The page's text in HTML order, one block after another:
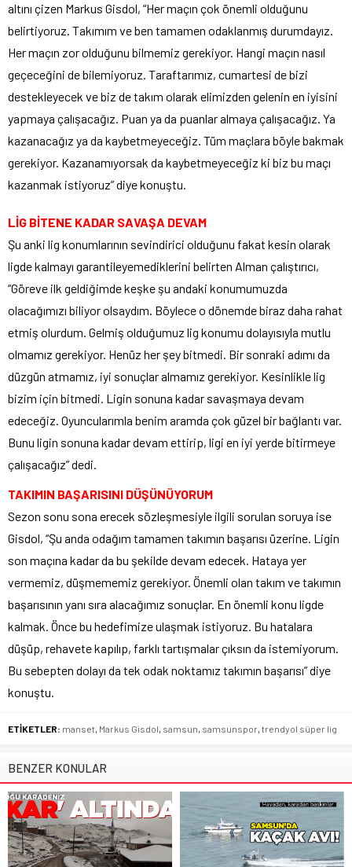
altını çizen Markus Gisdol, “Her maçın çok önemli olduğunu
belirtiyoruz. Takımım ve ben tamamen odaklanmış durumdayız.
Her maçın zor olduğunu bilmemiz gerekiyor. Hangi maçın nasıl
geçeceğini de bilemiyoruz. Taraftarımız, cumartesi de bizi
destekleyecek ve biz de takım olarak elimizden gelenin en iyisini
yapmaya çalışacağız. Puan ya da puanlar almaya çalışacağız. Ya
kazanacağız ya da kaybetmeyeceğiz. Tüm maçlara böyle bakmak
gerekiyor. Kazanamıyorsak da kaybetmeyeceğiz ki biz bu maçı
kazanmak istiyoruz” diye konuştu.
LİG BİTENE KADAR SAVAŞA DEVAM
Şu anki lig konumlarının sevindirici olduğunu fakat kesin olarak
ligde kalmayı garantileyemediklerini belirten Alman çalıştırıcı,
“Göreve ilk geldiğimde keşke şu andaki konumumuzda
olacağımızı biliyor olsaydım. Böylece o dönemde biraz daha rahat
etmiş olurdum. Gelmiş olduğumuz lig konumu dolayısıyla mutlu
olmamız gerekiyor. Henüz her şey bitmedi. Bir sonraki adımı da
düzgün atmamız, iyi sonuçlar almamız gerekiyor. Kesinlikle lig
bizim için bitmedi. Ligin sonuna kadar savaşmaya devam
edeceğiz. Oyuncularımla benim aramda çok güzel bir bağlantı var.
Bunu ligin sonuna kadar devam ettirip, ligi en iyi yerde bitirmeye
çalışacağız” dedi.
TAKIMIN BAŞARISINI DÜŞÜNÜYORUM
Sezon sonu sona erecek sözleşmesiyle ilgili sorulan soruya ise
Gisdol, “Şu anda odağım tamamen takımın başarısı üzerine. Ligin
son maçına kadar da bu şekilde devam edecek. Hataya yer
vermemiz, düşmememiz gerekiyor. Önemli olan takım ve takımın
başarısının yanı sıra alacağımız sonuçlar. En önemli konu ligde
kalmak. Önce bu hedefimize ulaşmak istiyoruz. Bu hatalara
düşüp, rehavete kapılıp, farklı tartışmalar çıksın da istemiyorum.
Bu sebepten dolayı da tek odak noktamız takımın başarısı” diye
konuştu.
ETİKETLER: manset, Markus Gisdol, samsun, samsunspor, trendyol süper lig
BENZER KONULAR